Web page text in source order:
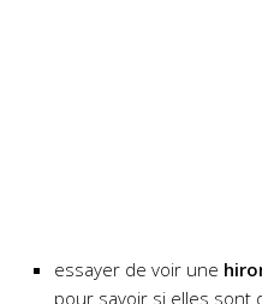
essayer de voir une
pour savoir si elles sont